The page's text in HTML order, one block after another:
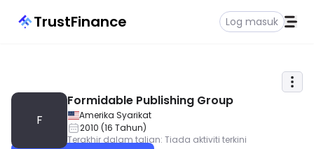
TrustFinance Log masuk
F
Formidable Publishing Group
Amerika Syarikat
2010 (16 Tahun)
Terakhir dalam talian: Tiada aktiviti terkini